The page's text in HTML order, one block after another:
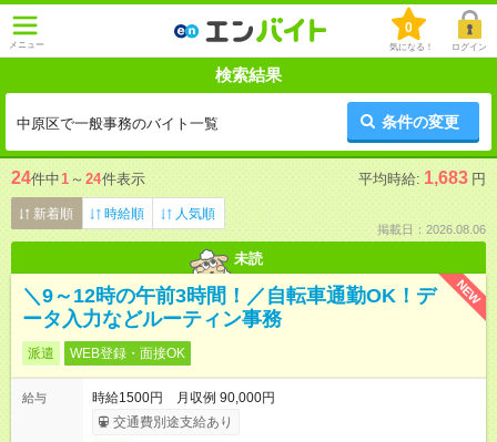
メニュー
0
気になる！ ログイン
検索結果
中原区で一般事務のバイト一覧 条件の変更
24件中1 ～ 24件表示 平均時給: 1,683 円
新着順 時給順 人気順
掲載日：2026.08.06
未読
NEW
＼9～12時の午前3時間！／自転車通勤OK！デ
ータ入力などルーティン事務
派遣 WEB登録・面接OK
給与
時給1500円 月収例 90,000円
交通費別途支給あり